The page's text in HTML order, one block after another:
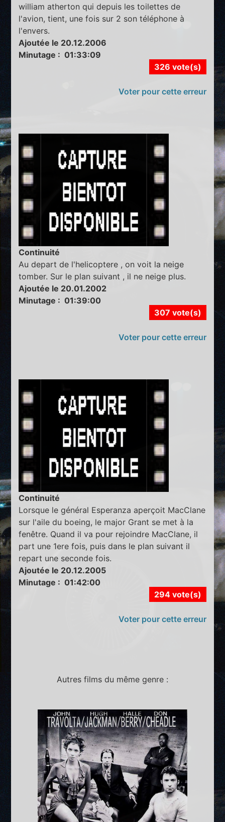
william atherton qui depuis les toilettes de
l'avion, tient, une fois sur 2 son téléphone à
l'envers.
Ajoutée le 20.12.2006
Minutage : 01:33:09
326 vote(s)
Voter pour cette erreur
Continuité
Au depart de l'helicoptere , on voit la neige
tomber. Sur le plan suivant , il ne neige plus.
Ajoutée le 20.01.2002
Minutage : 01:39:00
307 vote(s)
Voter pour cette erreur
Continuité
Lorsque le général Esperanza aperçoit MacClane
sur l'aile du boeing, le major Grant se met à la
fenêtre. Quand il va pour rejoindre MacClane, il
part une 1ere fois, puis dans le plan suivant il
repart une seconde fois.
Ajoutée le 20.12.2005
Minutage : 01:42:00
294 vote(s)
Voter pour cette erreur
Autres films du même genre :